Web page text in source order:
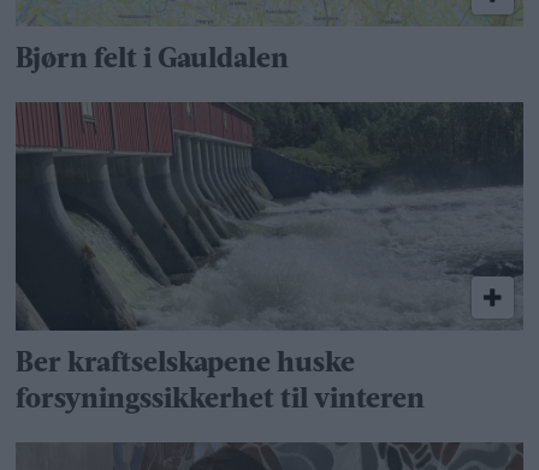
Bjørn felt i Gauldalen
Ber kraftselskapene huske
forsyningssikkerhet til vinteren